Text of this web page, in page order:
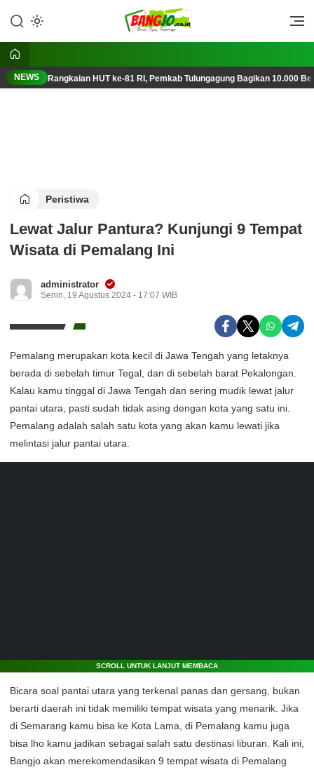
konten
Bangjo.co.id
Berani, Tegas, Terpercaya
NEWS Rangkaian HUT ke-81 RI, Pemkab Tulungagung Bagikan 10.000
Peristiwa
Lewat Jalur Pantura? Kunjungi 9 Tempat
Wisata di Pemalang Ini
administrator
Senin, 19 Agustus 2024 - 17:07 WIB
Pemalang merupakan kota kecil di Jawa Tengah yang letaknya
berada di sebelah timur Tegal, dan di sebelah barat Pekalongan.
Kalau kamu tinggal di Jawa Tengah dan sering mudik lewat jalur
pantai utara, pasti sudah tidak asing dengan kota yang satu ini.
Pemalang adalah salah satu kota yang akan kamu lewati jika
melintasi jalur pantai utara.
SCROLL UNTUK LANJUT MEMBACA
Bicara soal pantai utara yang terkenal panas dan gersang, bukan
berarti daerah ini tidak memiliki tempat wisata yang menarik. Jika
di Semarang kamu bisa ke Kota Lama, di Pemalang kamu juga
bisa lho kamu jadikan sebagai salah satu destinasi liburan. Kali ini,
Bangjo akan merekomendasikan 9 tempat wisata di Pemalang